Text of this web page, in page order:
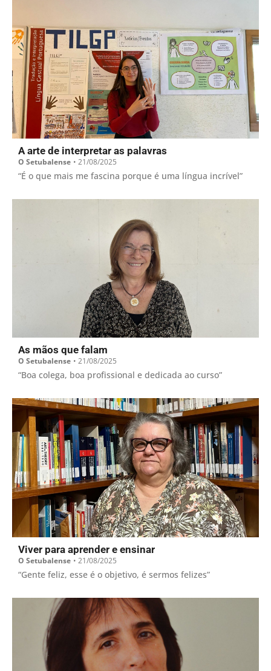
A arte de interpretar as palavras
O Setubalense • 21/08/2025
“É o que mais me fascina porque é uma língua incrível”
As mãos que falam
O Setubalense • 21/08/2025
“Boa colega, boa profissional e dedicada ao curso”
Viver para aprender e ensinar
O Setubalense • 21/08/2025
“Gente feliz, esse é o objetivo, é sermos felizes”